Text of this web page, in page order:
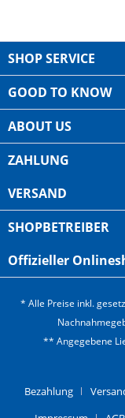
SHOP SERVICE
GOOD TO KNOW
ABOUT US
ZAHLUNG
VERSAND
SHOPBETREIBER
Offizieller
* Alle Preise inkl.
** Angegebene
Bezahlung